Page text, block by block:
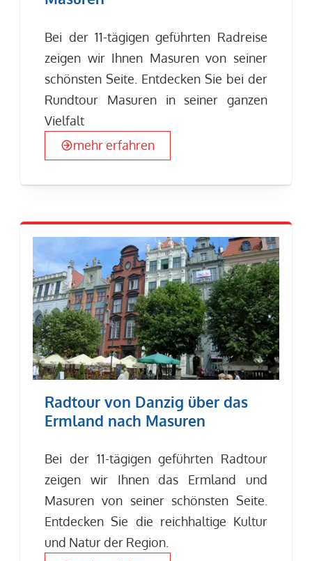
Bei der 11-tägigen geführten Radreise
zeigen wir Ihnen Masuren von seiner
schönsten Seite. Entdecken Sie bei der
Rundtour Masuren in seiner ganzen
Vielfalt
mehr erfahren
Radtour von Danzig über das
Ermland nach Masuren
Bei der 11-tägigen geführten Radtour
zeigen wir Ihnen das Ermland und
Masuren von seiner schönsten Seite.
Entdecken Sie die reichhaltige Kultur
und Natur der Region.